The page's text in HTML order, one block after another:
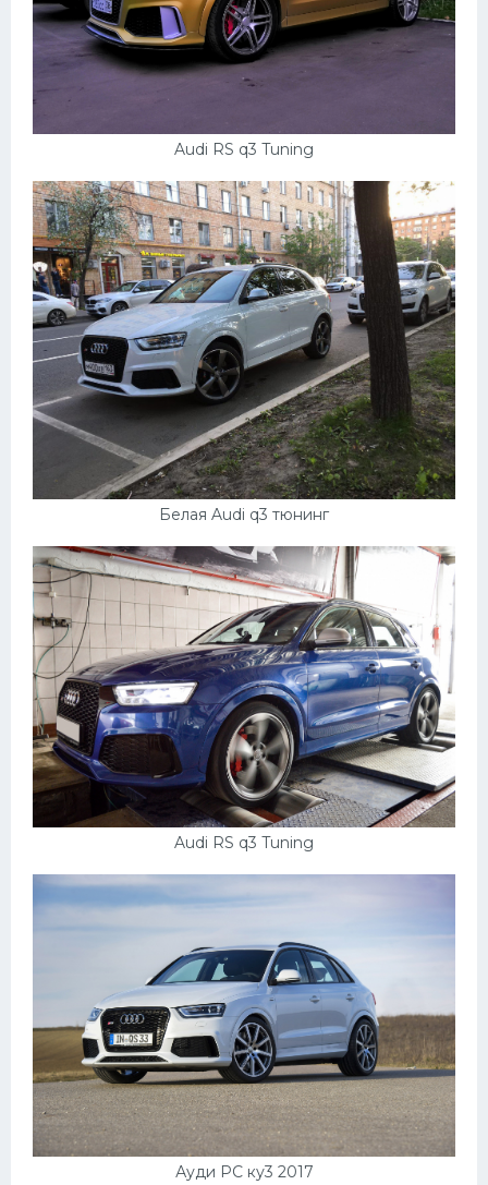
Audi RS q3 Tuning
Белая Audi q3 тюнинг
Audi RS q3 Tuning
Ауди РС ку3 2017